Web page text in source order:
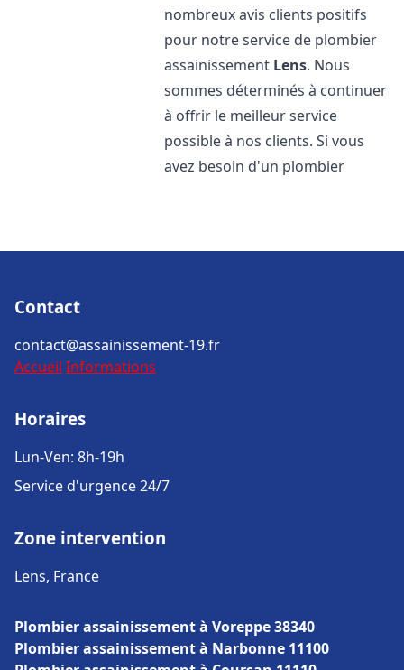
nombreux avis clients positifs
pour notre service de plombier
assainissement Lens. Nous
sommes déterminés à continuer
à offrir le meilleur service
possible à nos clients. Si vous
avez besoin d'un plombier
Contact
contact@assainissement-19.fr
Accueil Informations
Horaires
Lun-Ven: 8h-19h
Service d'urgence 24/7
Zone intervention
Lens, France
Plombier assainissement à Voreppe 38340
Plombier assainissement à Narbonne 11100